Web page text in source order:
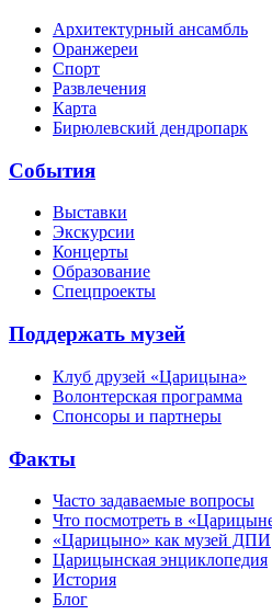
Архитектурный ансамбль
Оранжереи
Спорт
Развлечения
Карта
Бирюлевский дендропарк
События
Выставки
Экскурсии
Концерты
Образование
Спецпроекты
Поддержать музей
Клуб друзей «Царицына»
Волонтерская программа
Спонсоры и партнеры
Факты
Часто задаваемые вопросы
Что посмотреть в
«Царицыно» как музей ДПИ
Царицынская энциклопедия
История
Блог